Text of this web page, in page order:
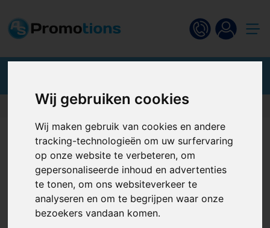
Wij gebruiken cookies
Wij maken gebruik van cookies en andere
tracking-technologieën om uw surfervaring
op onze website te verbeteren, om
gepersonaliseerde inhoud en advertenties
te tonen, om ons websiteverkeer te
analyseren en om te begrijpen waar onze
bezoekers vandaan komen.
Klantbeoordeling van 9.4
Ben je al klant? Log in.